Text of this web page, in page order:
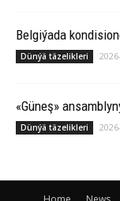
Belgiýada
Dünýä täzelikleri
«Güneş»
Dünýä täzelikleri